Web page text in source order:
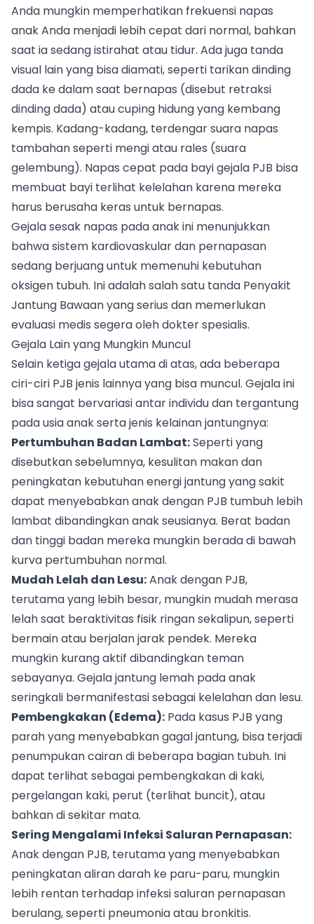
Anda mungkin memperhatikan frekuensi napas
anak Anda menjadi lebih cepat dari normal, bahkan
saat ia sedang istirahat atau tidur. Ada juga tanda
visual lain yang bisa diamati, seperti tarikan dinding
dada ke dalam saat bernapas (disebut retraksi
dinding dada) atau cuping hidung yang kembang
kempis. Kadang-kadang, terdengar suara napas
tambahan seperti mengi atau rales (suara
gelembung). Napas cepat pada bayi gejala PJB bisa
membuat bayi terlihat kelelahan karena mereka
harus berusaha keras untuk bernapas.
Gejala sesak napas pada anak ini menunjukkan
bahwa sistem kardiovaskular dan pernapasan
sedang berjuang untuk memenuhi kebutuhan
oksigen tubuh. Ini adalah salah satu tanda Penyakit
Jantung Bawaan yang serius dan memerlukan
evaluasi medis segera oleh dokter spesialis.
Gejala Lain yang Mungkin Muncul
Selain ketiga gejala utama di atas, ada beberapa
ciri-ciri PJB jenis lainnya yang bisa muncul. Gejala ini
bisa sangat bervariasi antar individu dan tergantung
pada usia anak serta jenis kelainan jantungnya:
Pertumbuhan Badan Lambat:Seperti yang
disebutkan sebelumnya, kesulitan makan dan
peningkatan kebutuhan energi jantung yang sakit
dapat menyebabkan anak dengan PJB tumbuh lebih
lambat dibandingkan anak seusianya. Berat badan
dan tinggi badan mereka mungkin berada di bawah
kurva pertumbuhan normal.
Mudah Lelah dan Lesu:Anak dengan PJB,
terutama yang lebih besar, mungkin mudah merasa
lelah saat beraktivitas fisik ringan sekalipun, seperti
bermain atau berjalan jarak pendek. Mereka
mungkin kurang aktif dibandingkan teman
sebayanya. Gejala jantung lemah pada anak
seringkali bermanifestasi sebagai kelelahan dan lesu.
Pembengkakan (Edema): Pada kasus PJB yang
parah yang menyebabkan gagal jantung, bisa terjadi
penumpukan cairan di beberapa bagian tubuh. Ini
dapat terlihat sebagai pembengkakan di kaki,
pergelangan kaki, perut (terlihat buncit), atau
bahkan di sekitar mata.
Sering Mengalami Infeksi Saluran Pernapasan:
Anak dengan PJB, terutama yang menyebabkan
peningkatan aliran darah ke paru-paru, mungkin
lebih rentan terhadap infeksi saluran pernapasan
berulang, seperti pneumonia atau bronkitis.